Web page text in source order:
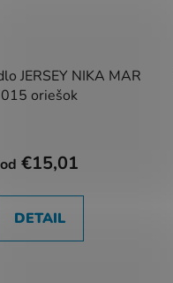
JERSEY NIKA MAR
015 oriešok
od €15,01
DETAIL